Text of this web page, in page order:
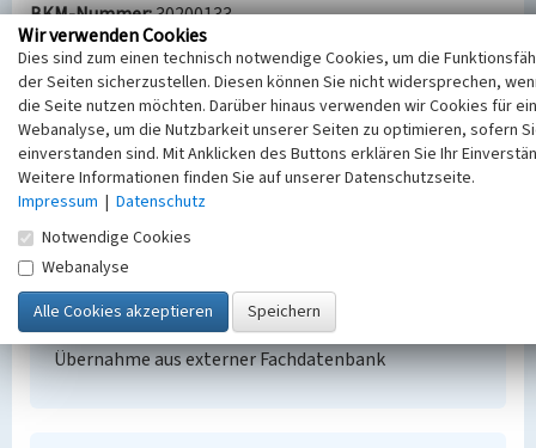
BKM-Nummer:30200133
Katholische Pfarrkirche St. Konrad
Schlagwörter
Kirchengebäude
Ort
Deutzen
Fachsicht(en)
Denkmalpflege
Erfassungsmaßstab
Keine Angabe
Erfassungsmethode
Übernahme aus externer Fachdatenbank
Wir verwenden Cookies
Dies sind zum einen technisch notwendige Cookies, um die
der Seiten sicherzustellen. Diesen können Sie nicht widersprechen,
die Seite nutzen möchten. Darüber hinaus verwenden wir Cookies für
Webanalyse, um die Nutzbarkeit unserer Seiten zu optimieren, sofern
einverstanden sind. Mit Anklicken des Buttons erklären Sie Ihr
Weitere Informationen finden Sie auf unserer Datenschutzseite.
Impressum | Datenschutz
Notwendige Cookies
Webanalyse